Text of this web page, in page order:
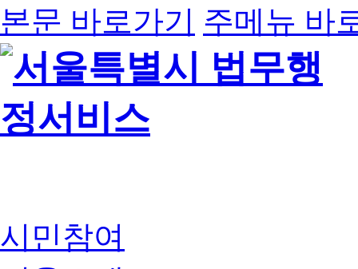
본문 바로가기 주메뉴 바
시민참여